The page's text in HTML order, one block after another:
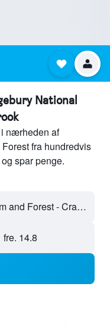
National
nærheden af
fra hundredvis
spar penge.
Bedgebury National Pinetum and Forest - Cranbrook, England, Storbritannien
fre. 14.8